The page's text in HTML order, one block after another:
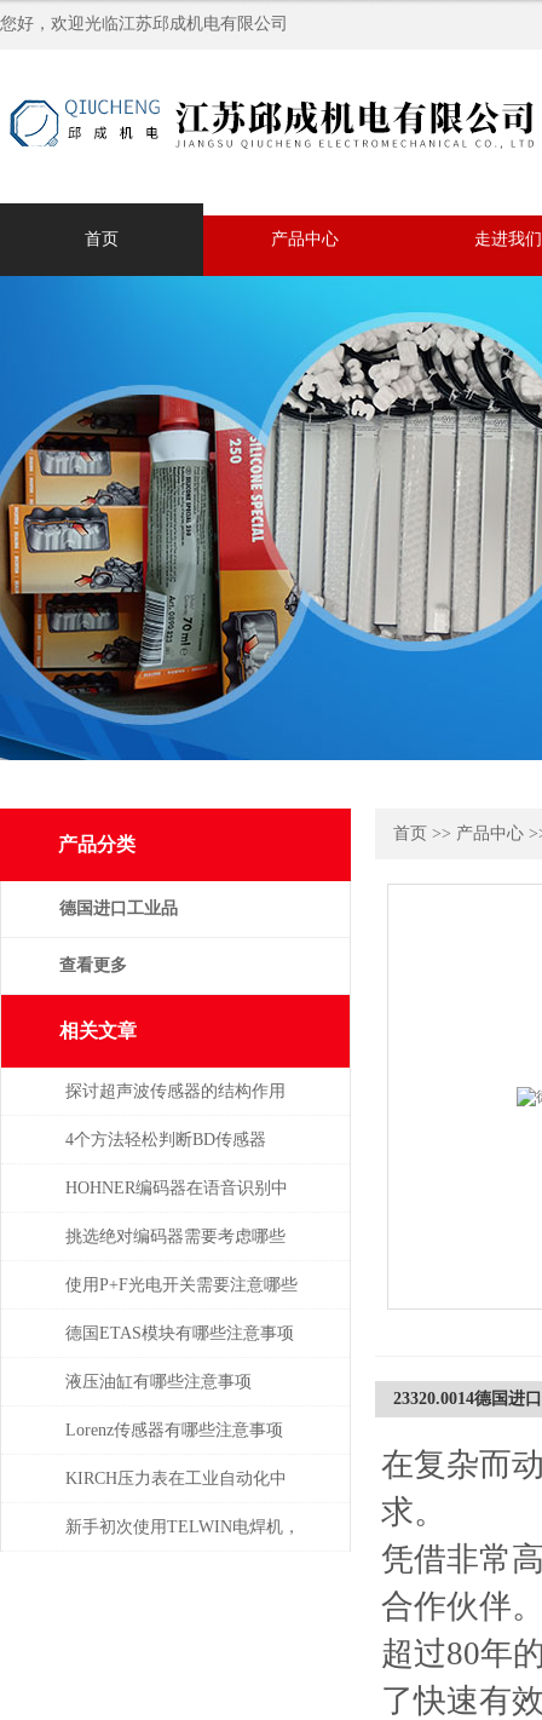
您好，欢迎光临江苏邱成机电有限公司
首页 产品中心 走进我们
产品分类
德国进口工业品
查看更多
相关文章
探讨超声波传感器的结构作用
4个方法轻松判断BD传感器
DMP的好坏，不信试一试
HOHNER编码器在语音识别中
有什么应用
挑选绝对编码器需要考虑哪些
问题
使用P+F光电开关需要注意哪些
问题？
德国ETAS模块有哪些注意事项
液压油缸有哪些注意事项
Lorenz传感器有哪些注意事项
KIRCH压力表在工业自动化中
的角色与价值
新手初次使用TELWIN电焊机，
首页 >> 产品中心
23320.0014德国进
在复杂而
求。
凭借非常
合作伙伴
超过80年
了快速有